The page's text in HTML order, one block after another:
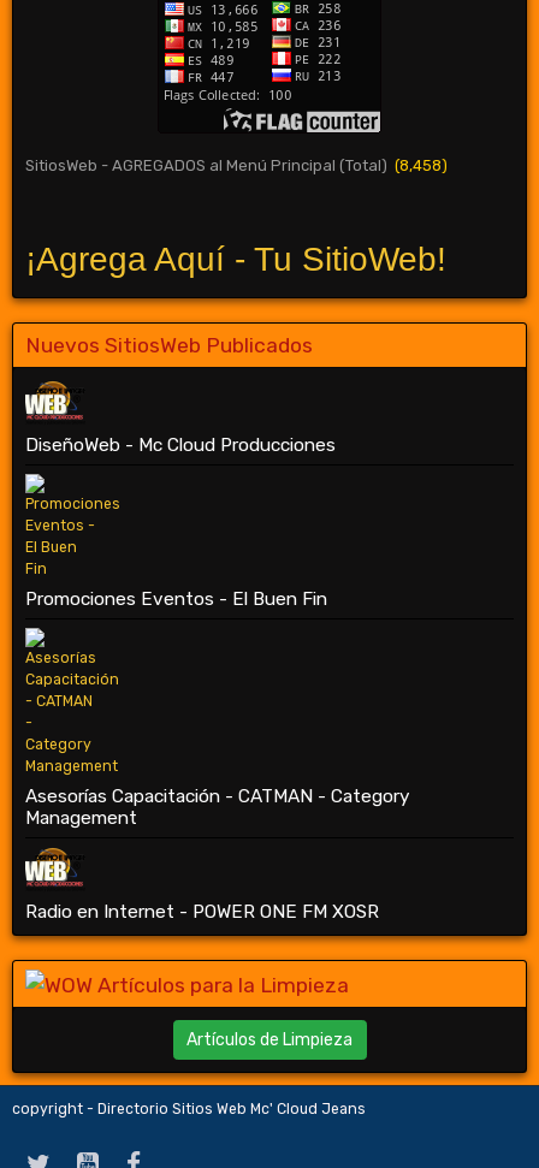
SitiosWeb - AGREGADOS al Menú Principal (Total) (8,458)
¡Agrega Aquí - Tu SitioWeb!
Nuevos SitiosWeb Publicados
DiseñoWeb - Mc Cloud Producciones
Promociones Eventos - El Buen Fin
Asesorías Capacitación - CATMAN - Category
Management
Radio en Internet - POWER ONE FM XOSR
Artículos de Limpieza
copyright - Directorio Sitios Web Mc' Cloud Jeans